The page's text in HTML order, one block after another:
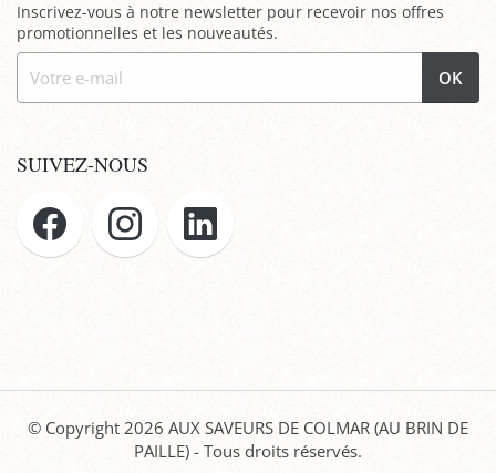
Inscrivez-vous à notre newsletter pour recevoir nos offres
promotionnelles et les nouveautés.
OK
SUIVEZ-NOUS
© Copyright 2026 AUX SAVEURS DE COLMAR (AU BRIN DE
PAILLE) - Tous droits réservés.